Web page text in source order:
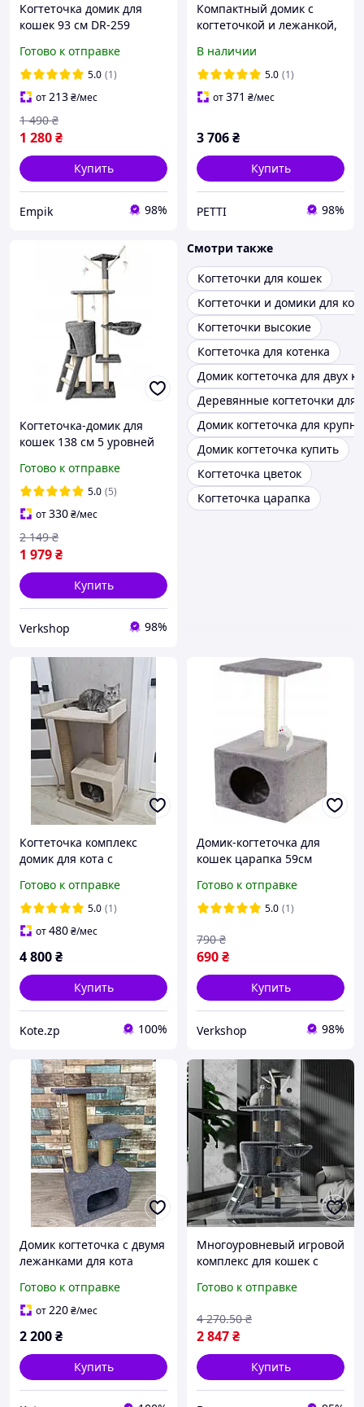
Когтеточка домик для
кошек 93 см DR-259
Готово к отправке
5.0 (1)
от213₴/мес
1 280₴
1 490 ₴
Купить
Empik 98%
Компактный домик с
когтеточкой и лежанкой,
55×40 см
В наличии
5.0 (1)
от371 ₴/мес
3 706₴
Купить
PETTI 98%
Когтеточка-домик для
кошек 138 см 5 уровней
драпак для кота с
лестницей и игрушками
Готово к отправке
5.0 (5)
от330₴/мес
1 979₴
2 149 ₴
Купить
Verkshop 98%
Смотри также
Когтеточки для кошек
Когтеточки и домики для
Когтеточки высокие
Когтеточка для котенка
Домик когтеточка для двух
Деревянные когтеточки для
Домик когтеточка для
Домик когтеточка купить
Когтеточка цветок
Когтеточка царапка
Когтеточка комплекс
домик для кота с
Готово к отправке
5.0 (1)
от480₴/мес
4 800₴
Купить
Kote.zp 100%
Домик-когтеточка для
кошек царапка 59см
Готово к отправке
5.0 (1)
690₴
790 ₴
Купить
Verkshop 98%
Домик когтеточка с двумя
лежанками для кота
Готово к отправке
от220₴/мес
2 200₴
Купить
Многоуровневый игровой
комплекс для кошек с
когтеточкой и игрушками
Готово к отправке
2 847₴
4 270.50 ₴
Купить